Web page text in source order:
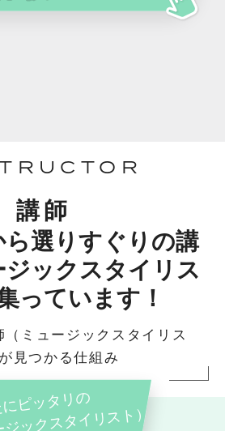
講師
ら選りすぐりの講
ジックスタイリス
っています！
（ミュージックスタイリス
見つかる仕組み